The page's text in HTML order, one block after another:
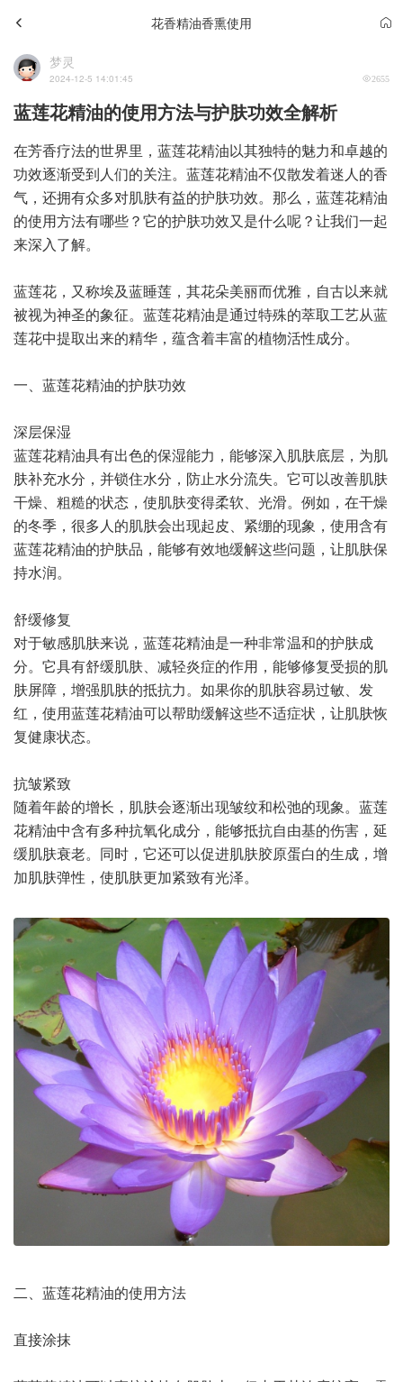
花香精油香熏使用
梦灵
2024-12-5 14:01:45 2655
蓝莲花精油的使用方法与护肤功效全解析
在芳香疗法的世界里，蓝莲花精油以其独特的魅力和卓越的
功效逐渐受到人们的关注。蓝莲花精油不仅散发着迷人的香
气，还拥有众多对肌肤有益的护肤功效。那么，蓝莲花精油
的使用方法有哪些？它的护肤功效又是什么呢？让我们一起
来深入了解。
蓝莲花，又称埃及蓝睡莲，其花朵美丽而优雅，自古以来就
被视为神圣的象征。蓝莲花精油是通过特殊的萃取工艺从蓝
莲花中提取出来的精华，蕴含着丰富的植物活性成分。
一、蓝莲花精油的护肤功效
深层保湿
蓝莲花精油具有出色的保湿能力，能够深入肌肤底层，为肌
肤补充水分，并锁住水分，防止水分流失。它可以改善肌肤
干燥、粗糙的状态，使肌肤变得柔软、光滑。例如，在干燥
的冬季，很多人的肌肤会出现起皮、紧绷的现象，使用含有
蓝莲花精油的护肤品，能够有效地缓解这些问题，让肌肤保
持水润。
舒缓修复
对于敏感肌肤来说，蓝莲花精油是一种非常温和的护肤成
分。它具有舒缓肌肤、减轻炎症的作用，能够修复受损的肌
肤屏障，增强肌肤的抵抗力。如果你的肌肤容易过敏、发
红，使用蓝莲花精油可以帮助缓解这些不适症状，让肌肤恢
复健康状态。
抗皱紧致
随着年龄的增长，肌肤会逐渐出现皱纹和松弛的现象。蓝莲
花精油中含有多种抗氧化成分，能够抵抗自由基的伤害，延
缓肌肤衰老。同时，它还可以促进肌肤胶原蛋白的生成，增
加肌肤弹性，使肌肤更加紧致有光泽。
二、蓝莲花精油的使用方法
直接涂抹